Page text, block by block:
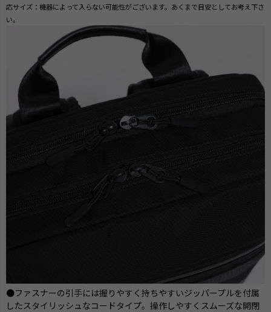
応サイズ：機器によって入らない可能性がございます。あくまで目安としてお考え下さ
い。
●ファスナーの引手には握りやすく持ちやすいジッパープルを付属
したスタイリッシュなコードタイプ。操作しやすくスムーズな開閉